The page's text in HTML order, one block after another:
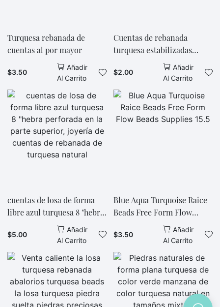
Turquesa rebanada de
cuentas al por mayor
$3.50
Añadir
Al Carrito
Cuentas de rebanada
turquesa estabilizadas
grandes genuinas, cuentas
de losa perforada azul cielo,
joyería de collar DIY
$2.00
Añadir
Al Carrito
cuentas de losa de forma
libre azul turquesa 8 "hebra
perforada en la parte
superior, joyería de cuentas
natural
$5.00
Añadir
Al Carrito
Blue Aqua Turquoise Raice
Beads Free Form Flow
Beads Supplies 15.5
$3.50
Añadir
Al Carrito